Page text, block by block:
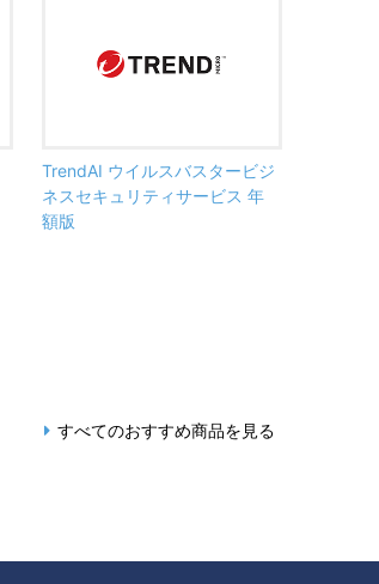
TrendAI ウイルスバスタービジ
ネスセキュリティサービス 年
額版
すべてのおすすめ商品を見る